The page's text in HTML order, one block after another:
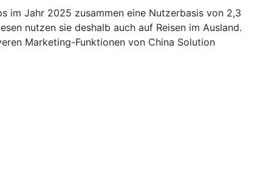
im Jahr 2025 zusammen eine Nutzerbasis von 2,3
nutzen sie deshalb auch auf Reisen im Ausland.
Marketing-Funktionen von China Solution